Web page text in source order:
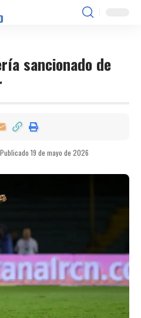
sancionado de
Publicado 19 de mayo de 2026